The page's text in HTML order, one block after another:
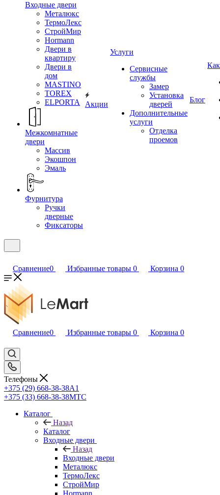
Входные двери
Металюкс
ТермоЛекс
СтройМир
Hormann
Двери в
квартиру
Двери в
дом
MASTINO
TOREX
ELPORTA
Межкомнатные
двери
Массив
Экошпон
Эмаль
Фурнитура
Ручки
дверные
Фиксаторы
Акции
Услуги
Сервисные
службы
Замер
Установка
дверей
Дополнительные
услуги
Отделка
проемов
Блог
Сравнение0 Избранные товары 0 Корзина 0
Сравнение0 Избранные товары 0 Корзина 0
Телефоны
+375 (29) 668-38-38A1
+375 (33) 668-38-38МТС
Каталог
Назад
Каталог
Входные двери
Назад
Входные двери
Металюкс
ТермоЛекс
СтройМир
Hormann